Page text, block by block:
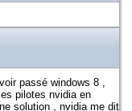
passé windows 8 ,
pilotes nvidia en
solution , nvidia me dit